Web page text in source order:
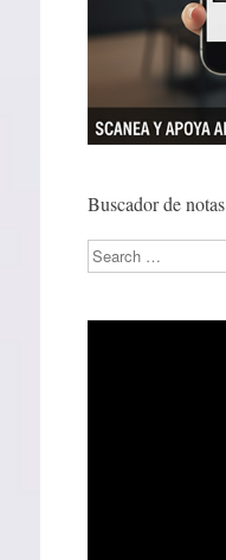
Buscador de notas
Search